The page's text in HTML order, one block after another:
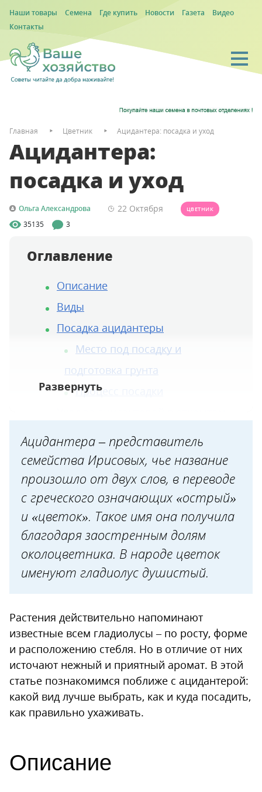
Наши товары Семена Где купить Новости Газета
Видео
Контакты
Главная Цветник Ацидантера: посадка и уход
Ацидантера:
посадка и уход
Ольга Александрова 22 Октября ЦВЕТНИК
35135 3
Оглавление
Описание
Виды
Посадка ацидантеры
Место под посадку и
подготовка грунта
Процесс посадки
грунте
Поливы и подкормки
Борьба с болезнями и
вредителями
Подготовка к зиме
Хранение луковиц
Размножение ацидантеры
Ацидантера – представитель
семейства Ирисовых, чье название
произошло от двух слов, в переводе
с греческого означающих «острый»
и «цветок». Такое имя она получила
благодаря заостренным долям
околоцветника. В народе цветок
именуют гладиолус душистый.
Растения действительно напоминают
известные всем гладиолусы – по росту, форме
и расположению стебля. Но в отличие от них
источают нежный и приятный аромат. В этой
статье познакомимся поближе с ацидантерой:
какой вид лучше выбрать, как и куда посадить,
как правильно ухаживать.
Описание